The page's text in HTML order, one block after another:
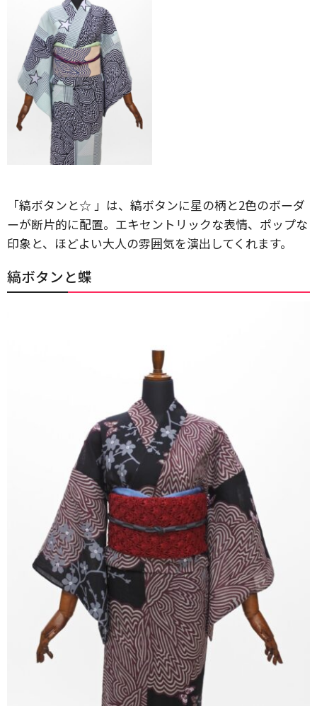
「縞ボタンと☆ 」は、縞ボタンに星の柄と2色のボーダ
ーが断片的に配置。エキセントリックな表情、ポップな
印象と、ほどよい大人の雰囲気を演出してくれます。
縞ボタンと蝶